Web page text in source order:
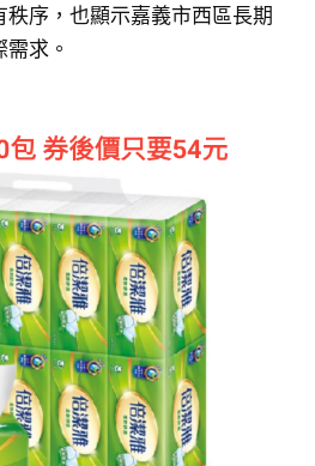
序，也顯示嘉義市西區長期
求。